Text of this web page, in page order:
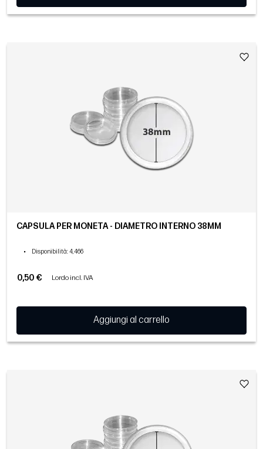
CAPSULA PER MONETA - DIAMETRO INTERNO 38MM
• Disponibilità: 4,466
0,50 € Lordo incl. IVA
Aggiungi al carrello